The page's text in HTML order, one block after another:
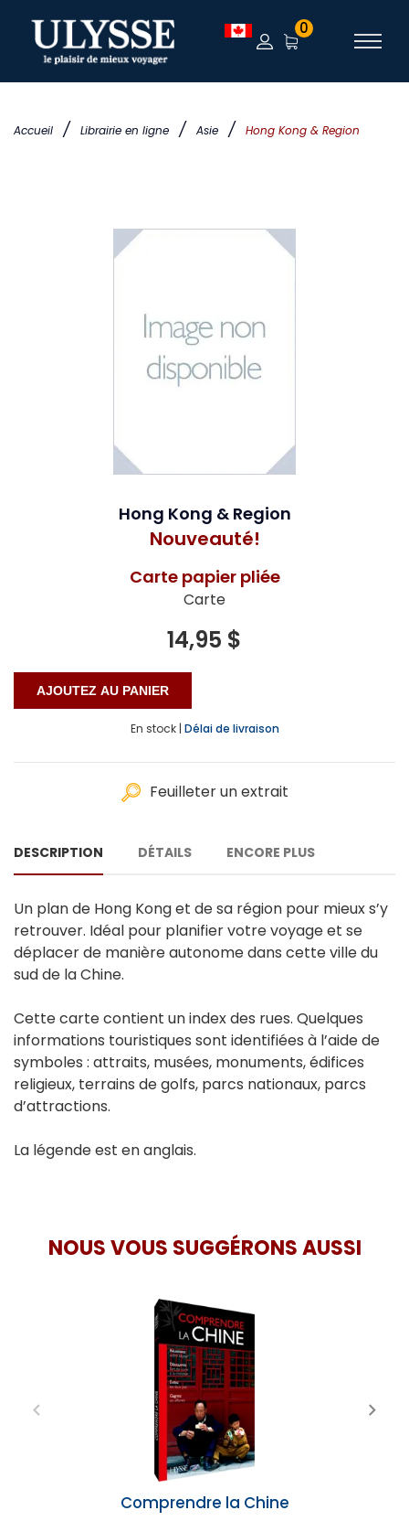
Accueil / Librairie en ligne / Asie / Hong Kong & Region
0
Hong Kong & Region
Nouveauté!
Carte papier pliée
Carte
14,95 $
En stock | Délai de livraison
Feuilleter un extrait
DESCRIPTION DÉTAILS ENCORE PLUS
Un plan de Hong Kong et de sa région pour mieux s’y
retrouver. Idéal pour planifier votre voyage et se
déplacer de manière autonome dans cette ville du
sud de la Chine.
Cette carte contient un index des rues. Quelques
informations touristiques sont identifiées à l’aide de
symboles : attraits, musées, monuments, édifices
religieux, terrains de golfs, parcs nationaux, parcs
d’attractions.
La légende est en anglais.
NOUS VOUS SUGGÉRONS AUSSI
Comprendre la Chine